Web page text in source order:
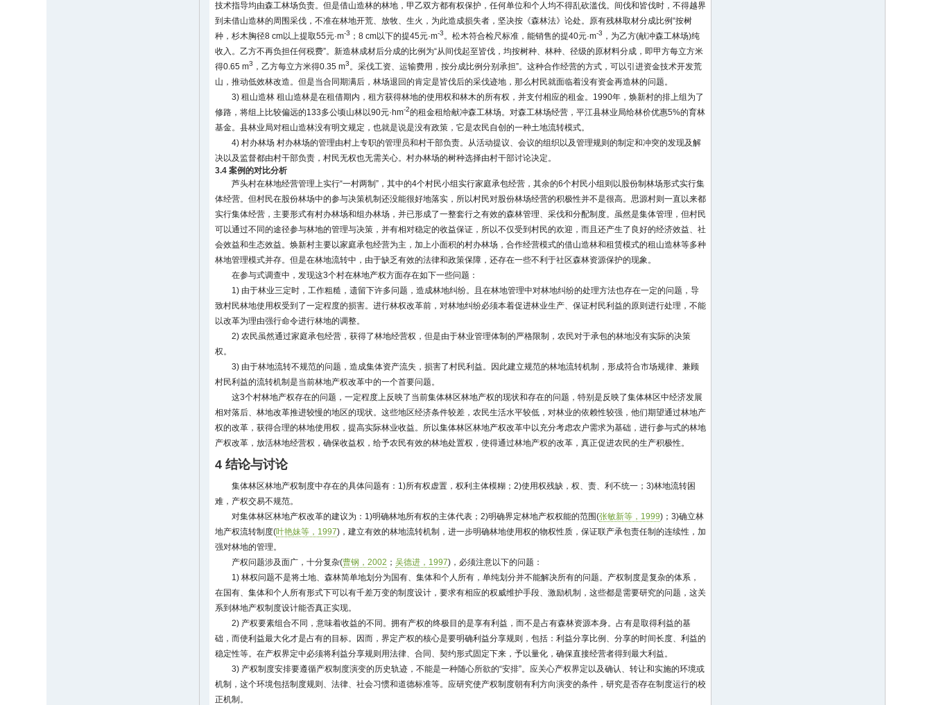
技术指导均由森工林场负责。但是借山造林的林地，甲乙双方都有权保护，任何单位和个人均不得乱砍滥伐。间伐和皆伐时，不得越界
到未借山造林的周围采伐，不准在林地开荒、放牧、生火，为此造成损失者，坚决按《森林法》论处。原有残林取材分成比例“按树
种，杉木胸径8 cm以上提取55元·m-3 ；8 cm以下的提45元·m-3。松木符合检尺标准，能销售的提40元·m-3 ，为乙方(献冲森工林场)纯
收入。乙方不再负担任何税费”。新造林成材后分成的比例为“从间伐起至皆伐，均按树种、林种、径级的原材料分成，即甲方每立方米
得0.65 m3 ，乙方每立方米得0.35 m3。采伐工资、运输费用，按分成比例分别承担”。这种合作经营的方式，可以引进资金技术开发荒
山，推动低效林改造。但是当合同期满后，林场退回的肯定是皆伐后的采伐迹地，那么村民就面临着没有资金再造林的问题。
3) 租山造林 租山造林是在租借期内，租方获得林地的使用权和林木的所有权，并支付相应的租金。1990年，焕新村的排上组为了
修路，将组上比较偏远的133多公顷山林以90元·hm-2的租金租给献冲森工林场。对森工林场经营，平江县林业局给林价优惠5%的育林
基金。县林业局对租山造林没有明文规定，也就是说是没有政策，它是农民自创的一种土地流转模式。
4) 村办林场 村办林场的管理由村上专职的管理员和村干部负责。从活动提议、会议的组织以及管理规则的制定和冲突的发现及解
决以及监督都由村干部负责，村民无权也无需关心。村办林场的树种选择由村干部讨论决定。
3.4 案例的对比分析
芦头村在林地经营管理上实行“一村两制”，其中的4个村民小组实行家庭承包经营，其余的6个村民小组则以股份制林场形式实行集
体经营。但村民在股份林场中的参与决策机制还没能很好地落实，所以村民对股份林场经营的积极性并不是很高。思源村则一直以来都
实行集体经营，主要形式有村办林场和组办林场，并已形成了一整套行之有效的森林管理、采伐和分配制度。虽然是集体管理，但村民
可以通过不同的途径参与林地的管理与决策，并有相对稳定的收益保证，所以不仅受到村民的欢迎，而且还产生了良好的经济效益、社
会效益和生态效益。焕新村主要以家庭承包经营为主，加上小面积的村办林场，合作经营模式的借山造林和租赁模式的租山造林等多种
林地管理模式并存。但是在林地流转中，由于缺乏有效的法律和政策保障，还存在一些不利于社区森林资源保护的现象。
在参与式调查中，发现这3个村在林地产权方面存在如下一些问题：
1) 由于林业三定时，工作粗糙，遗留下许多问题，造成林地纠纷。且在林地管理中对林地纠纷的处理方法也存在一定的问题，导
致村民林地使用权受到了一定程度的损害。进行林权改革前，对林地纠纷必须本着促进林业生产、保证村民利益的原则进行处理，不能
以改革为理由强行命令进行林地的调整。
2) 农民虽然通过家庭承包经营，获得了林地经营权，但是由于林业管理体制的严格限制，农民对于承包的林地没有实际的决策
权。
3) 由于林地流转不规范的问题，造成集体资产流失，损害了村民利益。因此建立规范的林地流转机制，形成符合市场规律、兼顾
村民利益的流转机制是当前林地产权改革中的一个首要问题。
这3个村林地产权存在的问题，一定程度上反映了当前集体林区林地产权的现状和存在的问题，特别是反映了集体林区中经济发展
相对落后、林地改革推进较慢的地区的现状。这些地区经济条件较差，农民生活水平较低，对林业的依赖性较强，他们期望通过林地产
权的改革，获得合理的林地使用权，提高实际林业收益。所以集体林区林地产权改革中以充分考虑农户需求为基础，进行参与式的林地
产权改革，放活林地经营权，确保收益权，给予农民有效的林地处置权，使得通过林地产权的改革，真正促进农民的生产积极性。
4 结论与讨论
集体林区林地产权制度中存在的具体问题有：1)所有权虚置，权利主体模糊；2)使用权残缺，权、责、利不统一；3)林地流转困
难，产权交易不规范。
对集体林区林地产权改革的建议为：1)明确林地所有权的主体代表；2)明确界定林地产权权能的范围(张敏新等，1999)；3)确立林
地产权流转制度(叶艳妹等，1997)，建立有效的林地流转机制，进一步明确林地使用权的物权性质，保证联产承包责任制的连续性，加
强对林地的管理。
产权问题涉及面广，十分复杂(曹钢，2002 ；吴德进，1997)，必须注意以下的问题：
1) 林权问题不是将土地、森林简单地划分为国有、集体和个人所有，单纯划分并不能解决所有的问题。产权制度是复杂的体系，
在国有、集体和个人所有形式下可以有千差万变的制度设计，要求有相应的权威维护手段、激励机制，这些都是需要研究的问题，这关
系到林地产权制度设计能否真正实现。
2) 产权要素组合不同，意味着收益的不同。拥有产权的终极目的是享有利益，而不是占有森林资源本身。占有是取得利益的基
础，而使利益最大化才是占有的目标。因而，界定产权的核心是要明确利益分享规则，包括：利益分享比例、分享的时间长度、利益的
稳定性等。在产权界定中必须将利益分享规则用法律、合同、契约形式固定下来，予以量化，确保直接经营者得到最大利益。
3) 产权制度安排要遵循产权制度演变的历史轨迹，不能是一种随心所欲的“安排”。应关心产权界定以及确认、转让和实施的环境或
机制，这个环境包括制度规则、法律、社会习惯和道德标准等。应研究使产权制度朝有利方向演变的条件，研究是否存在制度运行的校
正机制。